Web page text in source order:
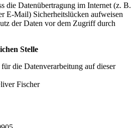
die Datenübertragung im Internet (z. B.
E-Mail) Sicherheitslücken aufweisen
der Daten vor dem Zugriff durch
Stelle
die Datenverarbeitung auf dieser
Fischer